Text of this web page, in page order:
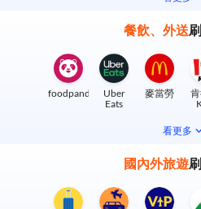
餐飲、外送
foodpanda
Uber
Eats
麥當勞
看更多
國內外旅遊